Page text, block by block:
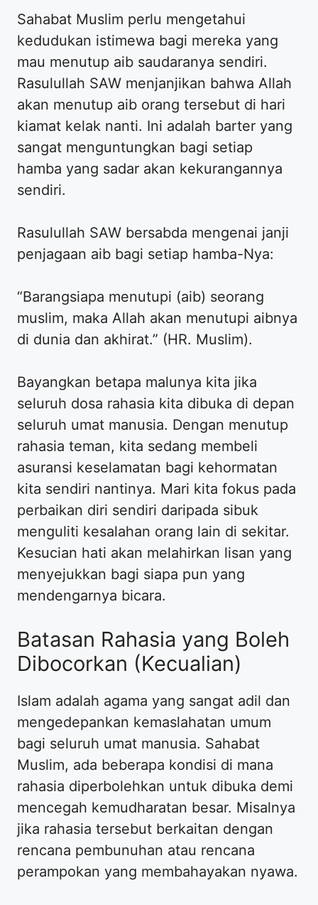
Sahabat Muslim perlu mengetahui
kedudukan istimewa bagi mereka yang
mau menutup aib saudaranya sendiri.
Rasulullah SAW menjanjikan bahwa Allah
akan menutup aib orang tersebut di hari
kiamat kelak nanti. Ini adalah barter yang
sangat menguntungkan bagi setiap
hamba yang sadar akan kekurangannya
sendiri.
Rasulullah SAW bersabda mengenai janji
penjagaan aib bagi setiap hamba-Nya:
“Barangsiapa menutupi (aib) seorang
muslim, maka Allah akan menutupi aibnya
di dunia dan akhirat.” (HR. Muslim).
Bayangkan betapa malunya kita jika
seluruh dosa rahasia kita dibuka di depan
seluruh umat manusia. Dengan menutup
rahasia teman, kita sedang membeli
asuransi keselamatan bagi kehormatan
kita sendiri nantinya. Mari kita fokus pada
perbaikan diri sendiri daripada sibuk
menguliti kesalahan orang lain di sekitar.
Kesucian hati akan melahirkan lisan yang
menyejukkan bagi siapa pun yang
mendengarnya bicara.
Batasan Rahasia yang Boleh
Dibocorkan (Kecualian)
Islam adalah agama yang sangat adil dan
mengedepankan kemaslahatan umum
bagi seluruh umat manusia. Sahabat
Muslim, ada beberapa kondisi di mana
rahasia diperbolehkan untuk dibuka demi
mencegah kemudharatan besar. Misalnya
jika rahasia tersebut berkaitan dengan
rencana pembunuhan atau rencana
perampokan yang membahayakan nyawa.